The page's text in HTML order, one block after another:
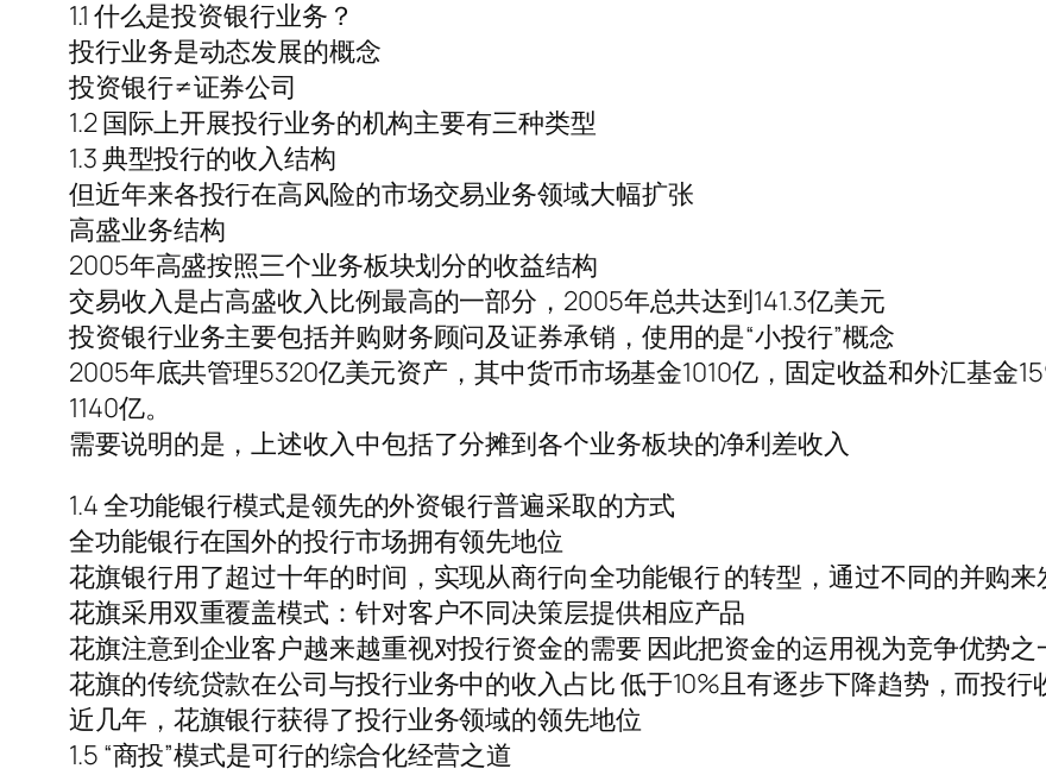
1.1 什么是投资银行业务？
投行业务是动态发展的概念
投资银行≠证券公司
1.2 国际上开展投行业务的机构主要有三种类型
1.3 典型投行的收入结构
但近年来各投行在高风险的市场交易业务领域大幅扩张
高盛业务结构
2005年高盛按照三个业务板块划分的收益结构
交易收入是占高盛收入比例最高的一部分，2005年总共达到141.3亿美元
投资银行业务主要包括并购财务顾问及证券承销，使用的是“小投行”概念
2005年底共管理5320亿美元资产，其中货币市场基金1010亿，固定收益和外汇基金
1140亿。
需要说明的是，上述收入中包括了分摊到各个业务板块的净利差收入
1.4 全功能银行模式是领先的外资银行普遍采取的方式
全功能银行在国外的投行市场拥有领先地位
花旗银行用了超过十年的时间，实现从商行向全功能银行 的转型，通过不同的并购
花旗采用双重覆盖模式：针对客户不同决策层提供相应产品
花旗注意到企业客户越来越重视对投行资金的需要 因此把资金的运用视为竞争优势之
花旗的传统贷款在公司与投行业务中的收入占比 低于10%且有逐步下降趋势，而投行
近几年，花旗银行获得了投行业务领域的领先地位
1.5 “商投”模式是可行的综合化经营之道